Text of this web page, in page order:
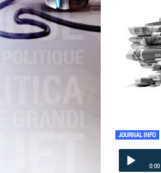
JOURNAL INFO
0:00